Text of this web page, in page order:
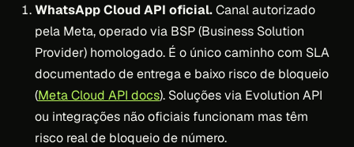
WhatsApp Cloud API oficial.Canal autorizado
pela Meta, operado via BSP (Business Solution
Provider) homologado. É o único caminho com SLA
documentado de entrega e baixo risco de bloqueio
(Meta Cloud API docs). Soluções via Evolution API
ou integrações não oficiais funcionam mas têm
risco real de bloqueio de número.